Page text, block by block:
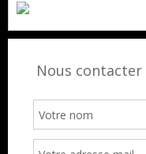
Nous contacter